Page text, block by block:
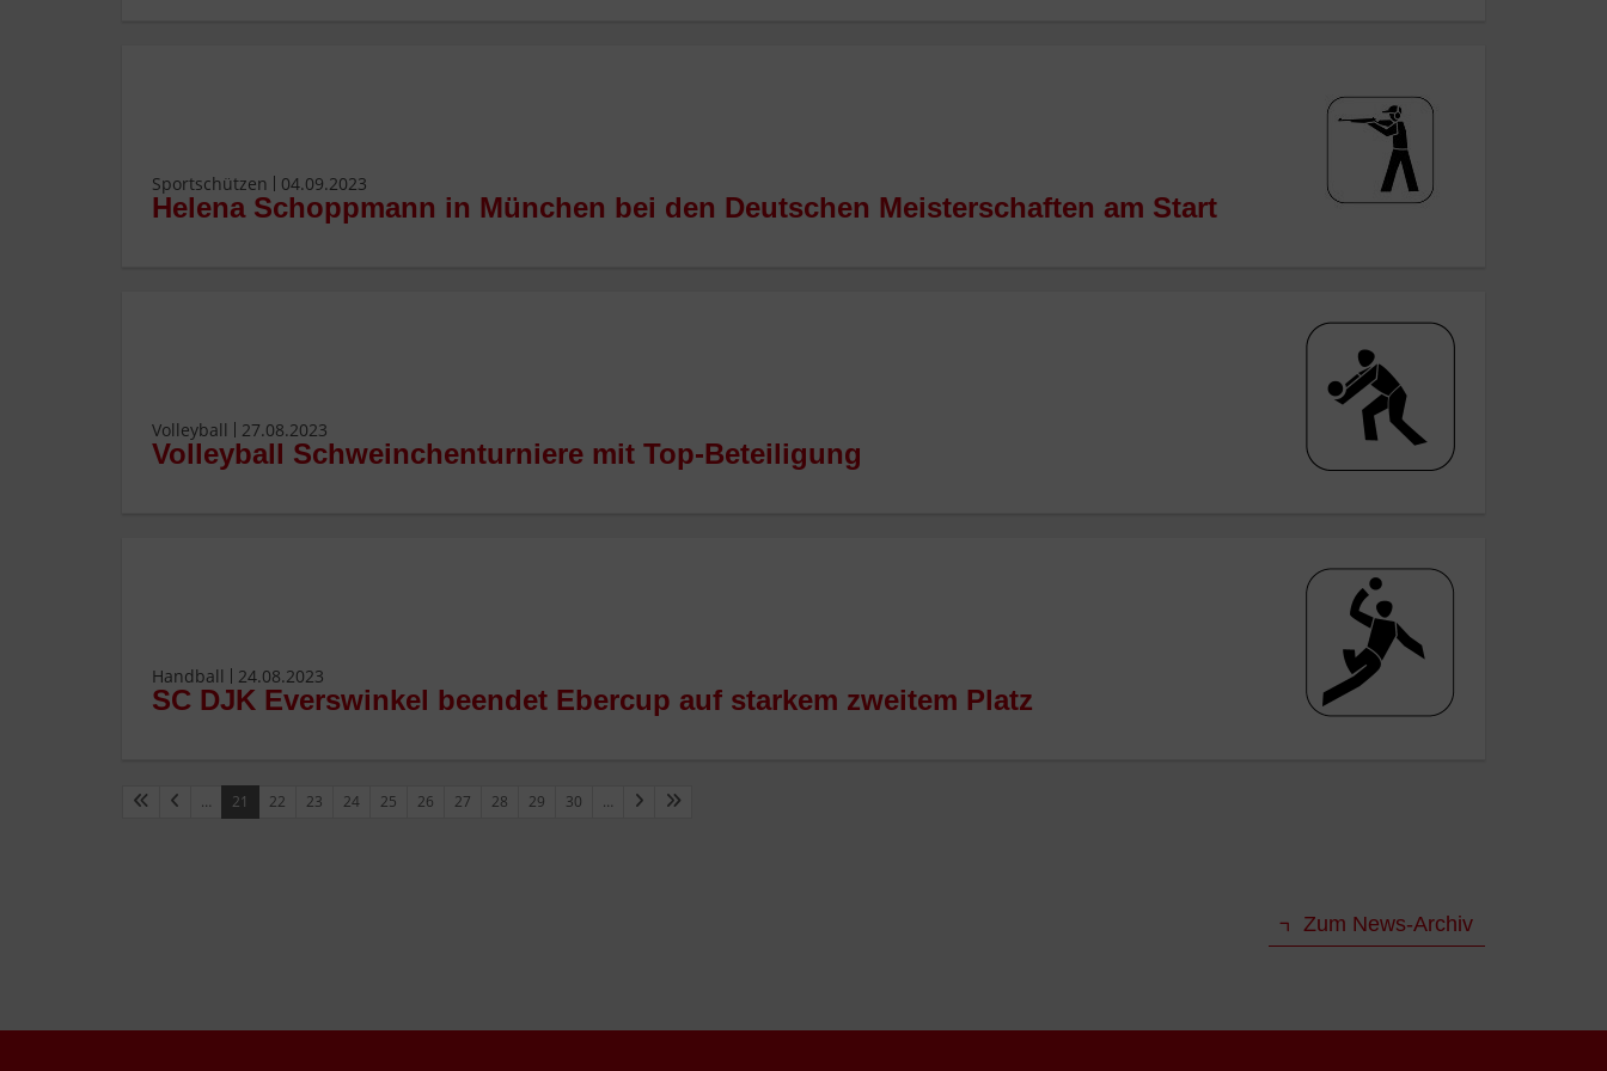
Sportschützen 04.09.2023
Helena Schoppmann in München bei den Deutschen Meisterschaften am Start
Volleyball 27.08.2023
Volleyball Schweinchenturniere mit Top-Beteiligung
Handball 24.08.2023
SC DJK Everswinkel beendet Ebercup auf starkem zweitem Platz
… 21 22 23 24 25 26 27 28 29 30 …
Zum News-Archiv